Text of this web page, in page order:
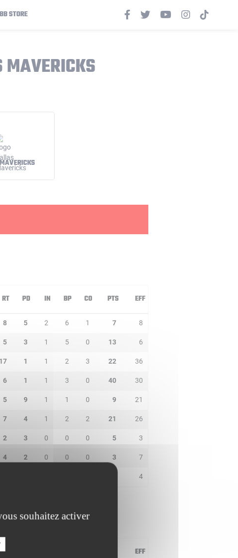
STORE
RT PD IN BP CO PTS EFF
8 5 2 6 1 7 8
5 3 1 5 0 13 6
17 1 1 2 3 22 36
6 1 1 3 0 40 30
5 9 1 1 0 9 21
7 4 1 2 2 21 26
2 3 0 0 0 5 3
4 2 0 0 0 3 7
4
EFF
souhaitez activer